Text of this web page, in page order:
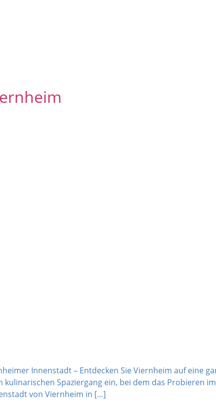
Innenstadt – Entdecken Sie Viernheim auf eine
kulinarischen Spaziergang ein, bei dem das Probieren
von Viernheim in […]